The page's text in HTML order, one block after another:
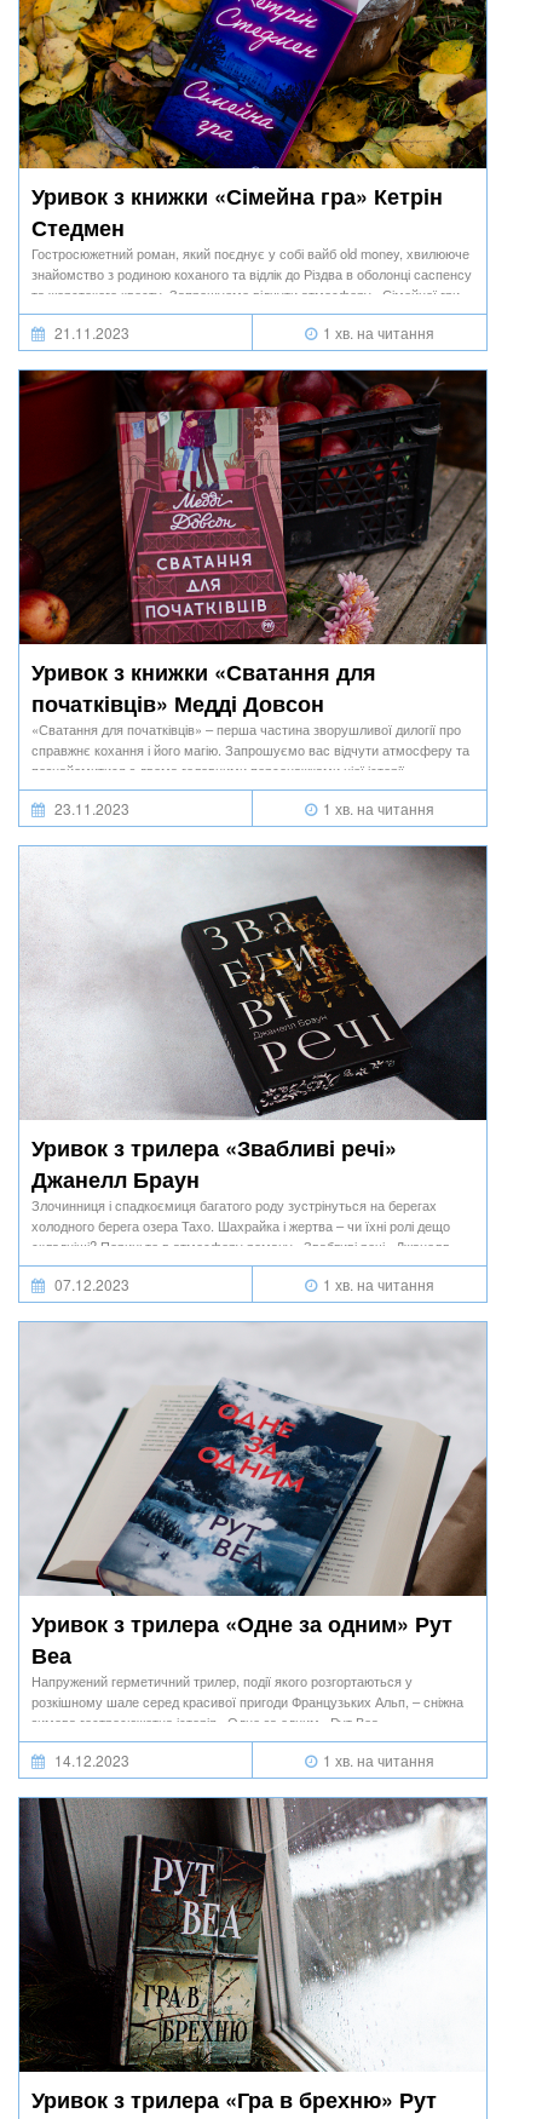
Уривок з книжки «Сімейна гра» Кетрін
Стедмен
Гостросюжетний роман, який поєднує у собі вайб old money, хвилююче
знайомство з родиною коханого та відлік до Різдва в оболонці саспенсу
та жорстокого квесту. Запрошуємо відчути атмосферу «Сімейної гри».
21.11.2023 1 хв. на читання
Уривок з книжки «Сватання для
початківців» Медді Довсон
«Сватання для початківців» – перша частина зворушливої дилогії про
справжнє кохання і його магію. Запрошуємо вас відчути атмосферу та
познайомитися з двома головними персонажками цієї історії.
23.11.2023 1 хв. на читання
Уривок з трилера «Звабливі речі»
Джанелл Браун
Злочинниця і спадкоємиця багатого роду зустрінуться на берегах
холодного берега озера Тахо. Шахрайка і жертва – чи їхні ролі дещо
складніші? Пориньте в атмосферу роману «Звабливі речі» Джанелл
Браун.
07.12.2023 1 хв. на читання
Уривок з трилера «Одне за одним» Рут
Веа
Напружений герметичний трилер, події якого розгортаються у
розкішному шале серед красивої пригоди Французьких Альп, – сніжна
зимова гостросюжетна історія «Одне за одним» Рут Веа.
14.12.2023 1 хв. на читання
Уривок з трилера «Гра в брехню» Рут